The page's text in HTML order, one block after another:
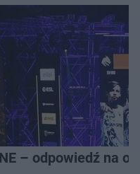
– odpowiedź na